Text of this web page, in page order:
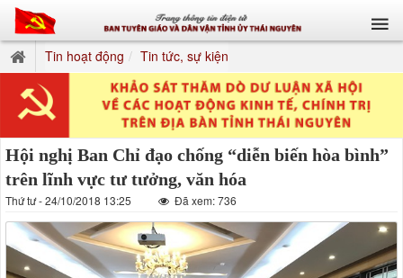
Tin hoạt động Tin tức, sự kiện
Hội nghị Ban Chỉ đạo chống “diễn biến hòa bình”
trên lĩnh vực tư tưởng, văn hóa
Thứ tư - 24/10/2018 13:25 Đã xem: 736